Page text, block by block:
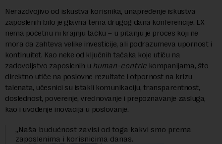
Nerazdvojivo od iskustva korisnika, unapređenje iskustva
zaposlenih bilo je glavna tema drugog dana konferencije. EX
nema početnu ni krajnju tačku – u pitanju je proces koji ne
mora da zahteva velike investicije, ali podrazumeva upornost i
kontinuitet. Kao neke od ključnih tačaka koje utiču na
zadovoljstvo zaposlenih u human-centric kompanijama, što
direktno utiče na poslovne rezultate i otpornost na krizu
talenata, učesnici su istakli komunikaciju, transparentnost,
doslednost, poverenje, vrednovanje i prepoznavanje zasluga,
kao i uvođenje inovacija u poslovanje.
„Naša budućnost zavisi od toga kakvi smo prema
zaposlenima i korisnicima danas.